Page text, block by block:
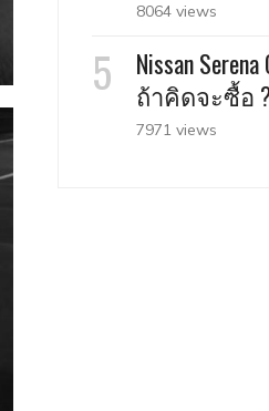
8064 views
Nissan
ถ้าคิดจะซื้อ
7971 views